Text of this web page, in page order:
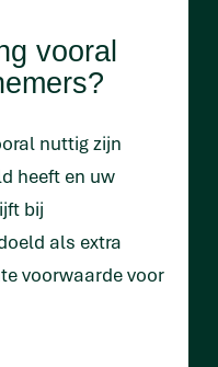
vooral
nuttig zijn
heeft en uw
bij
als extra
voorwaarde voor